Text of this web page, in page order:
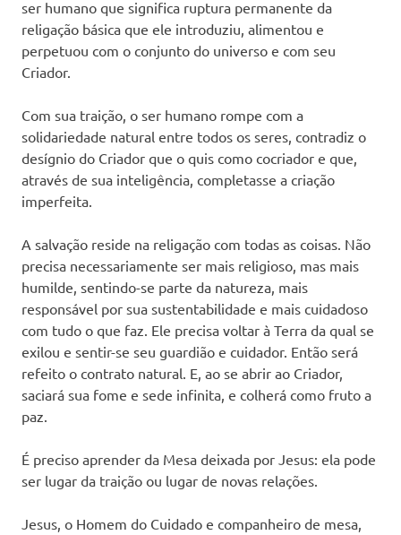
ser humano que significa ruptura permanente da
religação básica que ele introduziu, alimentou e
perpetuou com o conjunto do universo e com seu
Criador.
Com sua traição, o ser humano rompe com a
solidariedade natural entre todos os seres, contradiz o
desígnio do Criador que o quis como cocriador e que,
através de sua inteligência, completasse a criação
imperfeita.
A salvação reside na religação com todas as coisas. Não
precisa necessariamente ser mais religioso, mas mais
humilde, sentindo-se parte da natureza, mais
responsável por sua sustentabilidade e mais cuidadoso
com tudo o que faz. Ele precisa voltar à Terra da qual se
exilou e sentir-se seu guardião e cuidador. Então será
refeito o contrato natural. E, ao se abrir ao Criador,
saciará sua fome e sede infinita, e colherá como fruto a
paz.
É preciso aprender da Mesa deixada por Jesus: ela pode
ser lugar da traição ou lugar de novas relações.
Jesus, o Homem do Cuidado e companheiro de mesa,